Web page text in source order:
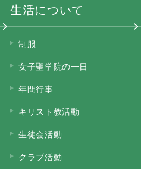
生活について
制服
女子聖学院の一日
年間行事
キリスト教活動
生徒会活動
クラブ活動